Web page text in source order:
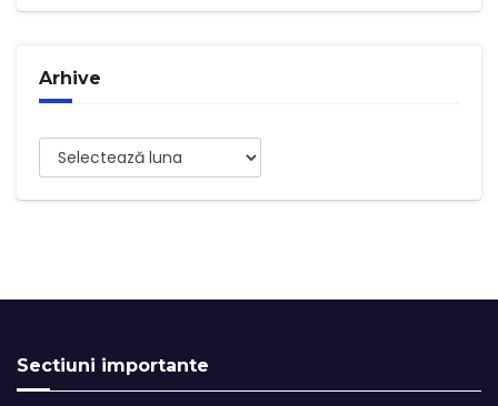
Arhive
Arhive
Sectiuni importante